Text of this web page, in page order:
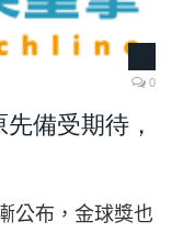
0
備受期待，
公布，金球獎也